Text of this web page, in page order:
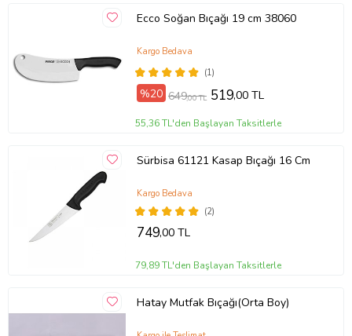
Ecco Soğan Bıçağı 19 cm 38060
(1)
Kargo Bedava
%20 649,00 TL 519,00 TL
55,36 TL'den Başlayan Taksitlerle
Sürbisa 61121 Kasap Bıçağı 16 Cm
(2)
Kargo Bedava
749,00 TL
79,89 TL'den Başlayan Taksitlerle
Hatay Mutfak Bıçağı(Orta Boy)